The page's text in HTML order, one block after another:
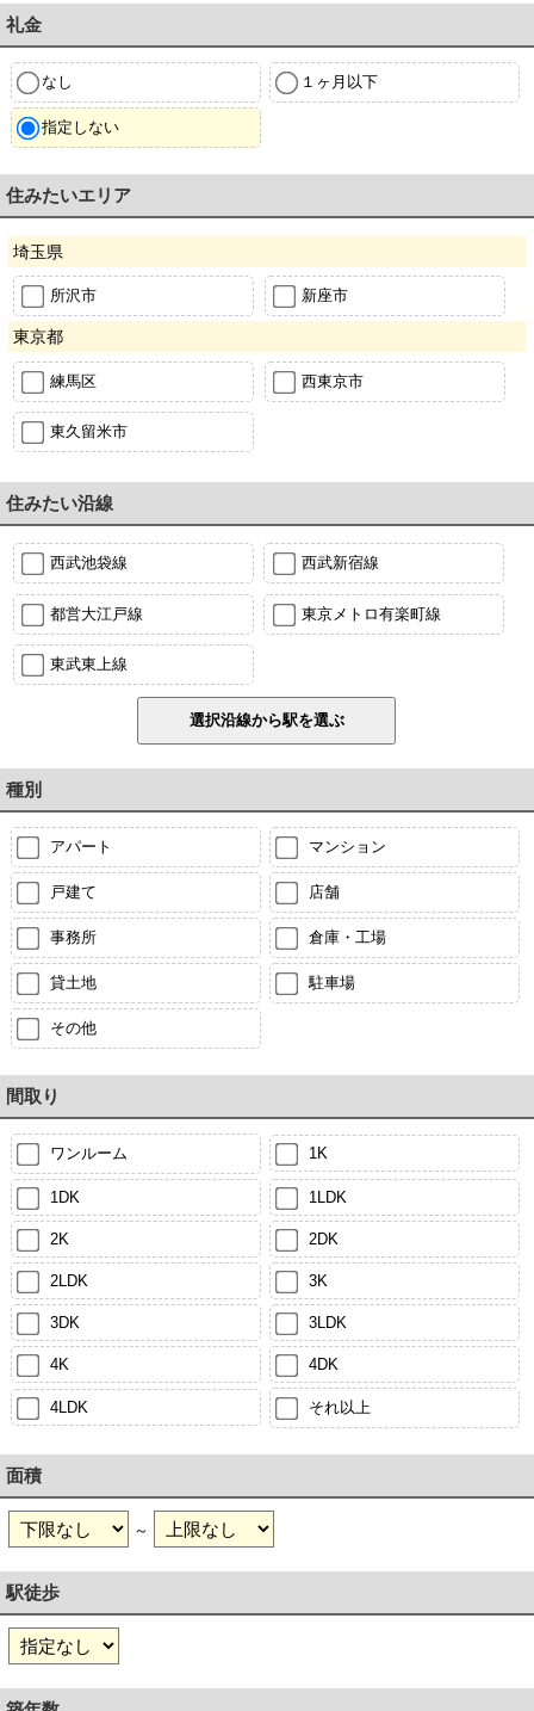
礼金
なし １ヶ月以下
指定しない
住みたいエリア
埼玉県
所沢市 新座市
東京都
練馬区 西東京市
東久留米市
住みたい沿線
西武池袋線 西武新宿線
都営大江戸線 東京メトロ有楽町線
東武東上線
種別
アパート マンション
戸建て 店舗
事務所 倉庫・工場
貸土地 駐車場
その他
間取り
ワンルーム 1K
1DK 1LDK
2K 2DK
2LDK 3K
3DK 3LDK
4K 4DK
4LDK それ以上
面積
～
駅徒歩